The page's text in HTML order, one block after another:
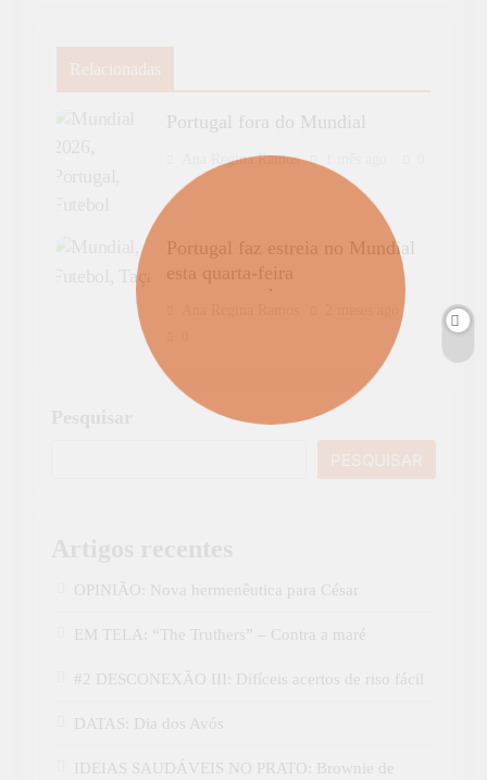
Relacionadas
Portugal fora do Mundial
Ana Regina Ramos
Portugal faz estreia no Mundial
esta quarta-feira
PESQUISAR
OPINIÃO: Nova hermenêutica para César
EM TELA: “The Truthers” – Contra a maré
#2 DESCONEXÃO III: Difíceis acertos de riso fácil
DATAS: Dia dos Avós
IDEIAS SAUDÁVEIS NO PRATO: Brownie de